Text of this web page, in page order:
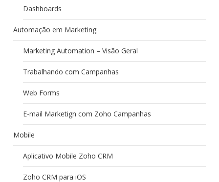
Dashboards
Automação em Marketing
Marketing Automation – Visão Geral
Trabalhando com Campanhas
Web Forms
E-mail Marketign com Zoho Campanhas
Mobile
Aplicativo Mobile Zoho CRM
Zoho CRM para iOS